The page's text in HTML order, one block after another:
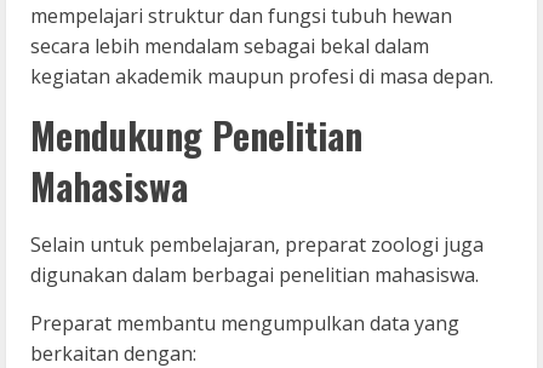
mempelajari struktur dan fungsi tubuh hewan
secara lebih mendalam sebagai bekal dalam
kegiatan akademik maupun profesi di masa depan.
Mendukung Penelitian
Mahasiswa
Selain untuk pembelajaran, preparat zoologi juga
digunakan dalam berbagai penelitian mahasiswa.
Preparat membantu mengumpulkan data yang
berkaitan dengan: